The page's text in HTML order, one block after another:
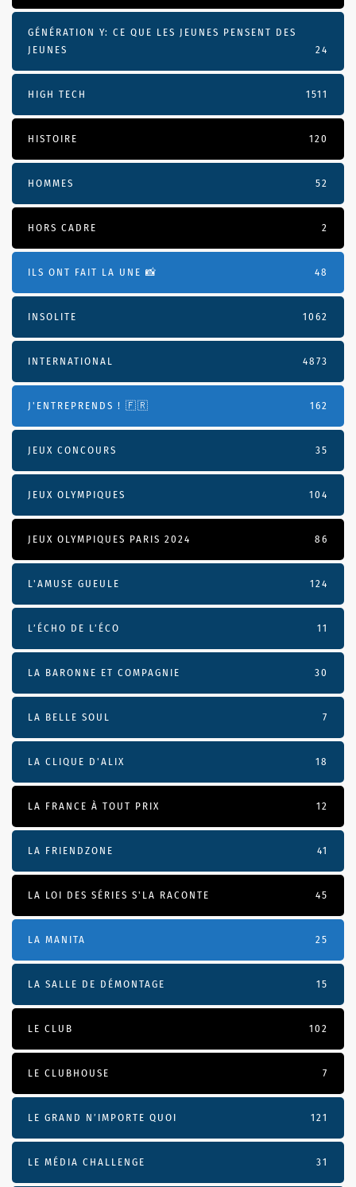
GÉNÉRATION Y: CE QUE LES JEUNES PENSENT DES
JEUNES
24
HIGH TECH 1511
HISTOIRE 120
HOMMES 52
HORS CADRE 2
ILS ONT FAIT LA UNE 📸 48
INSOLITE 1062
INTERNATIONAL 4873
J'ENTREPRENDS ! 🇫🇷 162
JEUX CONCOURS 35
JEUX OLYMPIQUES 104
JEUX OLYMPIQUES PARIS 2024 86
L'AMUSE GUEULE 124
L’ÉCHO DE L’ÉCO 11
LA BARONNE ET COMPAGNIE 30
LA BELLE SOUL 7
LA CLIQUE D'ALIX 18
LA FRANCE À TOUT PRIX 12
LA FRIENDZONE 41
LA LOI DES SÉRIES S'LA RACONTE 45
LA MANITA 25
LA SALLE DE DÉMONTAGE 15
LE CLUB 102
LE CLUBHOUSE 7
LE GRAND N’IMPORTE QUOI 121
LE MÉDIA CHALLENGE 31